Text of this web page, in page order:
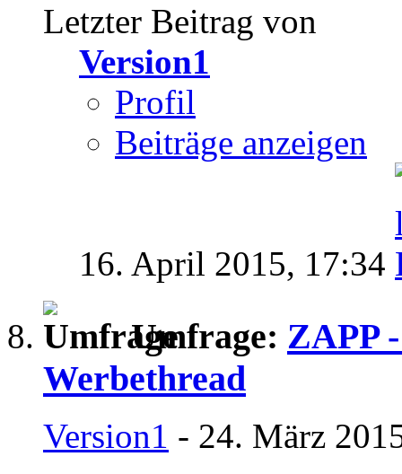
Letzter Beitrag von
Version1
Profil
Beiträge anzeigen
16. April 2015, 17:34
Umfrage: ZAPP
Werbethread
Version1 - 24. März